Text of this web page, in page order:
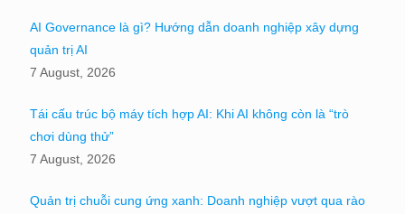
AI Governance là gì? Hướng dẫn doanh nghiệp xây dựng
quản trị AI
7 August, 2026
Tái cấu trúc bộ máy tích hợp AI: Khi AI không còn là “trò
chơi dùng thử”
7 August, 2026
Quản trị chuỗi cung ứng xanh: Doanh nghiệp vượt qua rào